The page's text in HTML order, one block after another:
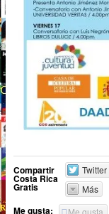
Compartir
Costa Rica
Gratis
Twitter
Más
Me gusta: Me gusta